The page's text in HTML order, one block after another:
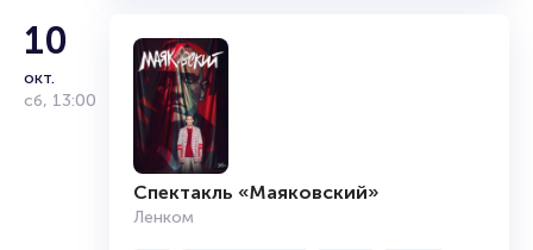
10
окт.
сб, 13:00
Спектакль «Маяковский»
Ленком